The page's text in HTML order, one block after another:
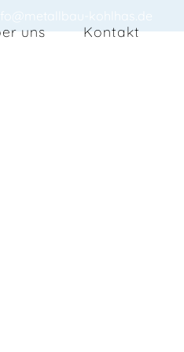
kohlhas.de
uns Kontakt